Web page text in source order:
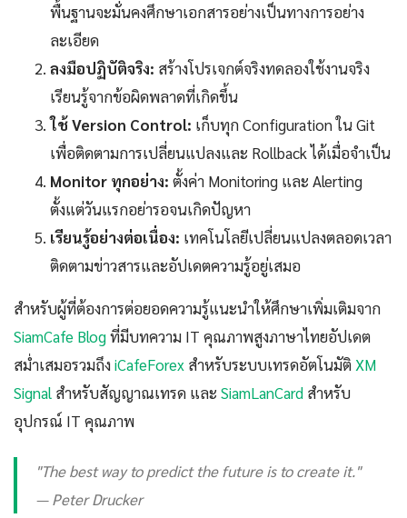
พื้นฐานจะมั่นคงศึกษาเอกสารอย่างเป็นทางการอย่าง
ละเอียด
ลงมือปฏิบัติจริง: สร้างโปรเจกต์จริงทดลองใช้งานจริง
เรียนรู้จากข้อผิดพลาดที่เกิดขึ้น
ใช้ Version Control: เก็บทุก Configuration ใน Git
เพื่อติดตามการเปลี่ยนแปลงและ Rollback ได้เมื่อจำเป็น
Monitor ทุกอย่าง: ตั้งค่า Monitoring และ Alerting
ตั้งแต่วันแรกอย่ารอจนเกิดปัญหา
เรียนรู้อย่างต่อเนื่อง: เทคโนโลยีเปลี่ยนแปลงตลอดเวลา
ติดตามข่าวสารและอัปเดตความรู้อยู่เสมอ
สำหรับผู้ที่ต้องการต่อยอดความรู้แนะนำให้ศึกษาเพิ่มเติมจาก
SiamCafe Blogที่มีบทความ IT คุณภาพสูงภาษาไทยอัปเดต
สม่ำเสมอรวมถึงiCafeForex สำหรับระบบเทรดอัตโนมัติ XM
Signal สำหรับสัญญาณเทรด และ SiamLanCard สำหรับ
อุปกรณ์ IT คุณภาพ
"The best way to predict the future is to create it."
— Peter Drucker